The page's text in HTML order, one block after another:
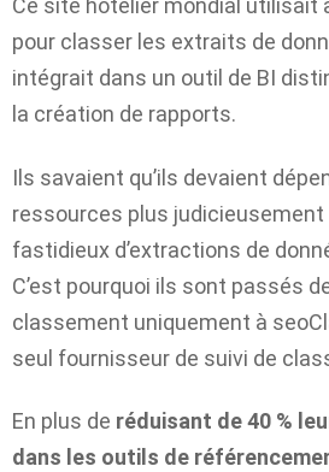
Ce site hôtelier mondial utilisait
pour classer les extraits de
intégrait dans un outil de BI
la création de rapports.
Ils savaient qu’ils devaient
ressources plus judicieusement
fastidieux d’extractions de
C’est pourquoi ils sont passés
classement uniquement à
seul fournisseur de suivi de
En plus de réduisant de 40 %
dans les outils de